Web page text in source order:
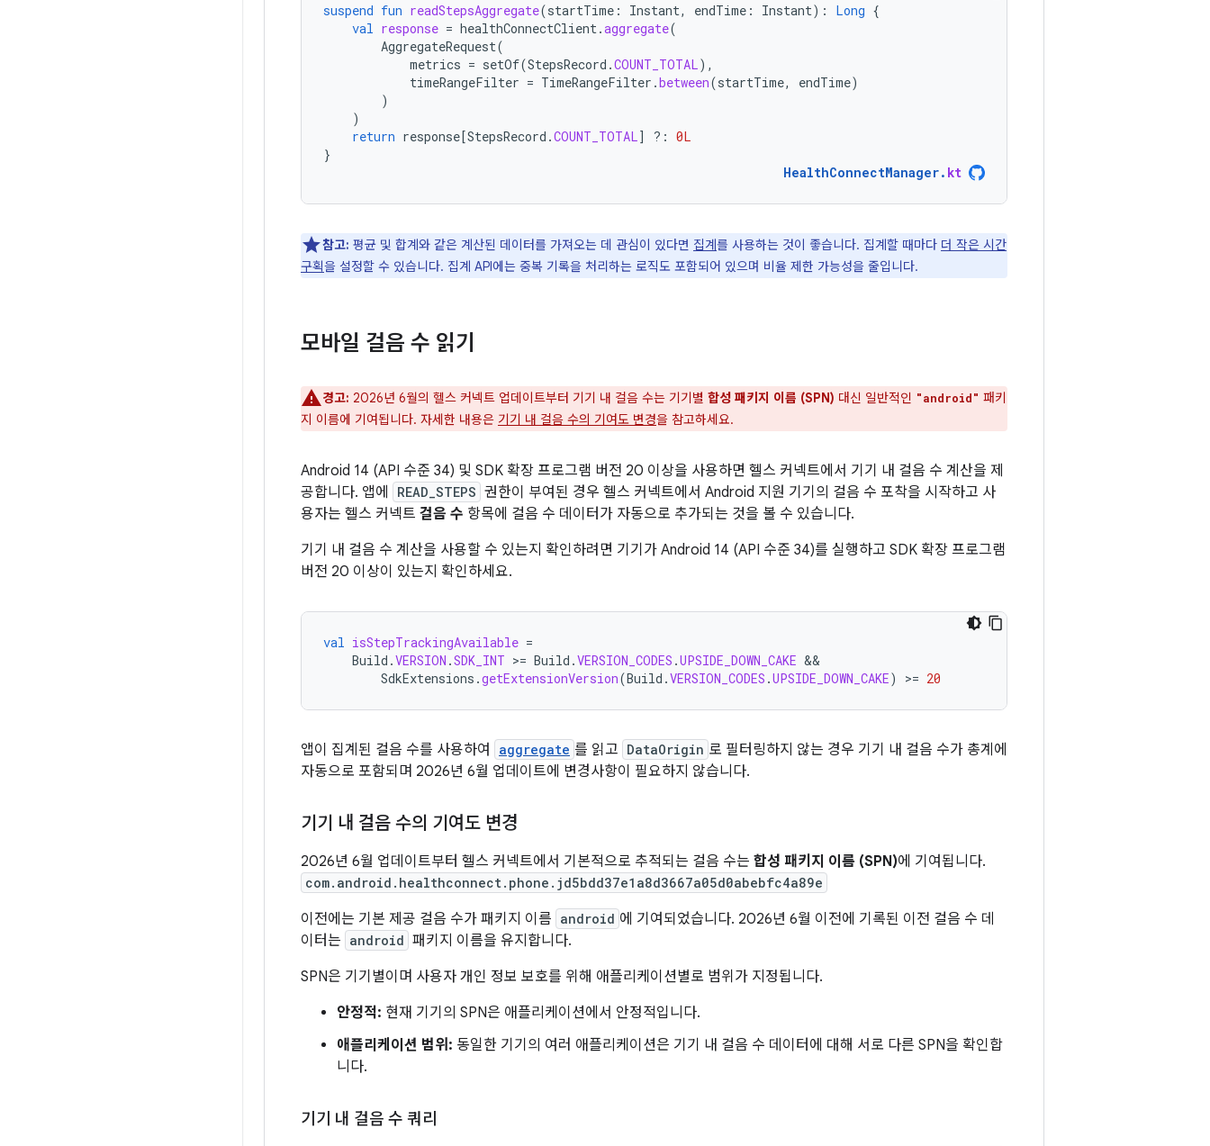
suspend fun readStepsAggregate(startTime : Instant, endTime : Instant): Long {
val response = healthConnectClient.aggregate(
AggregateRequest(
metrics = setOf(StepsRecord .COUNT_TOTAL),
timeRangeFilter = TimeRangeFilter .between(startTime, endTime)
)
)
return response[StepsRecord .COUNT_TOTAL] ?: 0L
}
HealthConnectManager. kt
참고: 평균 및 합계와 같은 계산된 데이터를 가져오는 데 관심이 있다면 집계를 사용하는 것이 좋습니다. 집계할 때마다 더 작은 시간
구획을 설정할 수 있습니다. 집계 API에는 중복 기록을 처리하는 로직도 포함되어 있으며 비율 제한 가능성을 줄입니다.
모바일 걸음 수 읽기
경고: 2026년 6월의 헬스 커넥트 업데이트부터 기기 내 걸음 수는 기기별 합성 패키지 이름 (SPN) 대신 일반적인 "android" 패키
지 이름에 기여됩니다. 자세한 내용은 기기 내 걸음 수의 기여도 변경을 참고하세요.
Android 14 (API 수준 34) 및 SDK 확장 프로그램 버전 20 이상을 사용하면 헬스 커넥트에서 기기 내 걸음 수 계산을 제
공합니다. 앱에
READ_STEPS 권한이 부여된 경우 헬스 커넥트에서 Android 지원 기기의 걸음 수 포착을 시작하고 사
용자는 헬스 커넥트 걸음 수 항목에 걸음 수 데이터가 자동으로 추가되는 것을 볼 수 있습니다.
기기 내 걸음 수 계산을 사용할 수 있는지 확인하려면 기기가 Android 14 (API 수준 34)를 실행하고 SDK 확장 프로그램
버전 20 이상이 있는지 확인하세요.
val isStepTrackingAvailable =
Build .VERSION .SDK_INT >= Build .VERSION_CODES .UPSIDE_DOWN_CAKE
SdkExtensions .getExtensionVersion(Build .VERSION_CODES .UPSIDE_DOWN_CAKE) >= 20
앱이 집계된 걸음 수를 사용하여 aggregate 를 읽고 DataOrigin 로 필터링하지 않는 경우 기기 내 걸음 수가 총계에
자동으로 포함되며 2026년 6월 업데이트에 변경사항이 필요하지 않습니다.
기기 내 걸음 수의 기여도 변경
2026년 6월 업데이트부터 헬스 커넥트에서 기본적으로 추적되는 걸음 수는 합성 패키지 이름 (SPN)에 기여됩니다.
com.android.healthconnect.phone.jd5bdd37e1a8d3667a05d0abebfc4a89e
이전에는 기본 제공 걸음 수가 패키지 이름 android 에 기여되었습니다. 2026년 6월 이전에 기록된 이전 걸음 수 데
이터는 android 패키지 이름을 유지합니다.
SPN은 기기별이며 사용자 개인 정보 보호를 위해 애플리케이션별로 범위가 지정됩니다.
안정적: 현재 기기의 SPN은 애플리케이션에서 안정적입니다.
애플리케이션 범위: 동일한 기기의 여러 애플리케이션은 기기 내 걸음 수 데이터에 대해 서로 다른 SPN을 확인합
니다.
기기 내 걸음 수 쿼리